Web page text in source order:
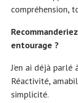
compréhension,
entourage ?
J’en ai déjà
Réactivité,
simplicité.